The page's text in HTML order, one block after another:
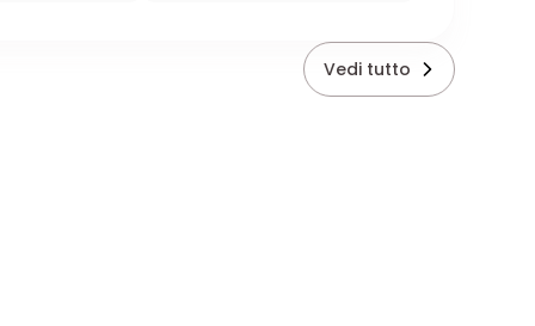
Vedi tutto